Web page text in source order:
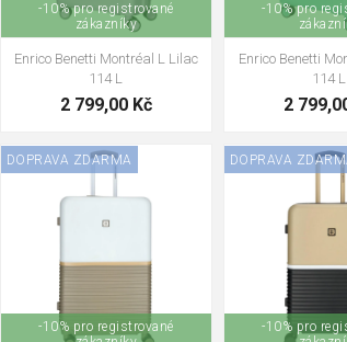
K čemu slouží TSA zámek?
TSA zámek umožňuje bezpečnostním
USA, Kanady a dalších zemí.
Vyplatí se kufr se čtyřmi kolečky?
Ano. Čtyři otočná kolečka výrazně
námahy.
Vyberte si kvalitní cestovní kufr
, který vám
kufrů i ověřené značky jako
Travelite,Heys
-10% pro registrované
zákazníky
Enrico Benetti Montréal L Lilac
114 L
2 799,00 Kč
-10% pro
Enrico Benetti
114 L
2
DOPRAVA ZDARMA
-10% pro registrované
DOPRAVA
-10% pro